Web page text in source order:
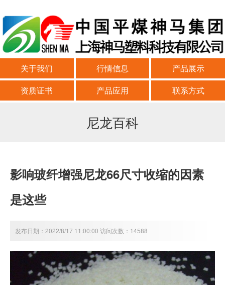
关于我们 行情信息
产品展示
资质证书
产品应用 联系方式
尼龙百科
影响玻纤增强尼龙66尺寸收缩的因素
是这些
发布日期：2022/8/17 11:00:00 访问次数：14588